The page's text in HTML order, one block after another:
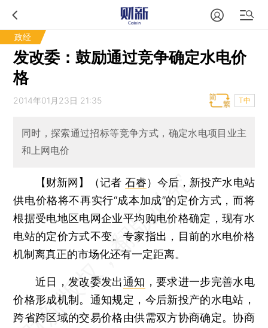
政经
发改委：鼓励通过竞争确定水电价
格
2014年01月23日 21:35 T中
同时，探索通过招标等竞争方式，确定水电项目业主
和上网电价
【财新网】（记者 石睿） 今后，新投产水电站
供电价格将不再实行“成本加成”的定价方式，而将
根据受电地区电网企业平均购电价格确定，现有水
电站的定价方式不变。专家指出，目前的水电价格
机制离真正的市场化还有一定距离。
近日，发改委发出通知 ，要求进一步完善水电
价格形成机制。通知规定，今后新投产的水电站，
跨省跨区域的交易价格由供需双方协商确定。协商